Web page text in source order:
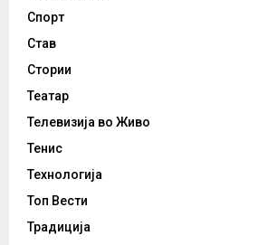
Спорт
Став
Стории
Театар
Телевизија во Живо
Тенис
Технологија
Топ Вести
Традиција